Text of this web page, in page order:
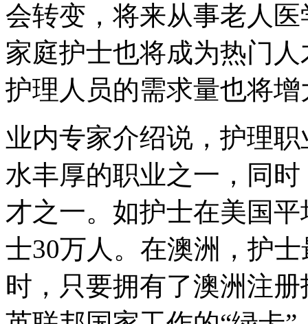
会转变，将来从事老人
家庭护士也将成为热门
护理人员的需求量也将增
业内专家介绍说，护理
水丰厚的职业之一，同
才之一。如护士在美国
士30万人。在澳洲，护
时，只要拥有了澳洲注